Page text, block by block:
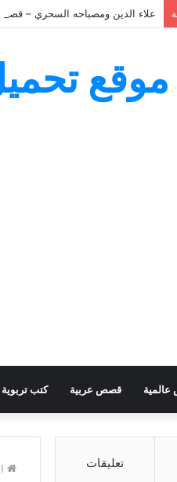
علاء الدين ومصباحه السحري – قصة
قصص عربية كتب تربوية
تعليقات